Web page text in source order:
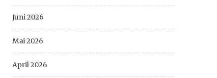
Juni 2026
Mai 2026
April 2026